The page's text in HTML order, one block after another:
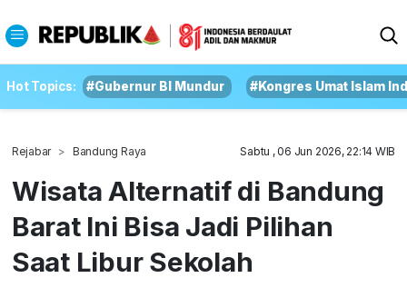
Hot Topics: #Gubernur BI Mundur #Kongres Umat Islam
Rejabar Bandung Raya Sabtu , 06 Jun 2026, 22:14 WIB
Wisata Alternatif di Bandung
Barat Ini Bisa Jadi Pilihan
Saat Libur Sekolah